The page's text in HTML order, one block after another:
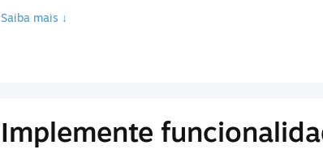
Saiba mais ↓
Implemente